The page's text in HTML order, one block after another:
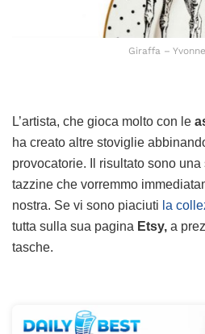
Giraffa –
L’artista, che gioca molto con le
ha creato altre stoviglie
provocatorie. Il risultato sono
tazzine che vorremmo
nostra. Se vi sono piaciuti la
tutta sulla sua pagina Etsy, a
tasche.